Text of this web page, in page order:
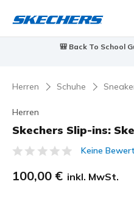
🎒 Back To School
Herren Schuhe
Herren
Skechers Slip-ins:
3,1 von 5 Keine
100,00 € inkl. MwSt.